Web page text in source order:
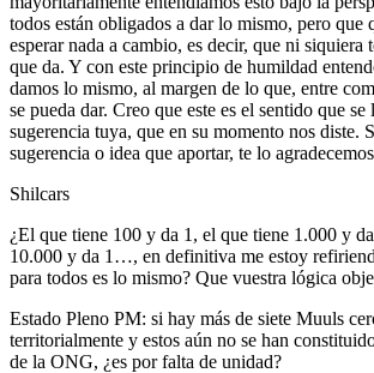
todos están obligados a dar lo mismo, pero que
esperar nada a cambio, es decir, que ni siquiera
que da. Y con este principio de humildad
damos lo mismo, al margen de lo que, entre
se pueda dar. Creo que este es el sentido que se
sugerencia tuya, que en su momento nos diste.
sugerencia o idea que aportar, te lo
Shilcars
¿El que tiene 100 y da 1, el que tiene 1.000 y
10.000 y da 1…, en definitiva me estoy
para todos es lo mismo? Que vuestra lógica
Estado Pleno PM: si hay más de siete Muuls
territorialmente y estos aún no se han
de la ONG, ¿es por falta de unidad?